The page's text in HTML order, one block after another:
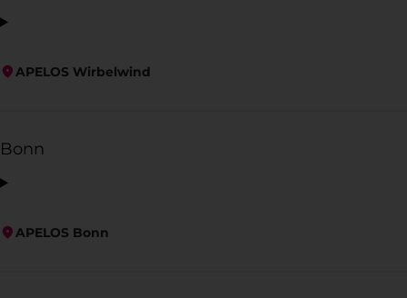
APELOS Wirbelwind
Bonn
APELOS Bonn